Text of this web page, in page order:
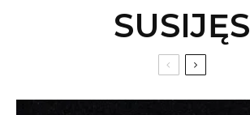
SUSIJĘS